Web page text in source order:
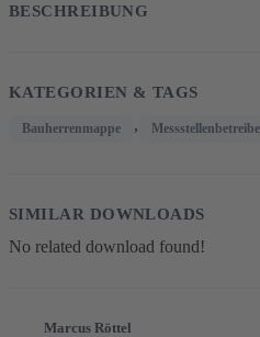
BESCHREIBUNG
KATEGORIEN & TAGS
Bauherrenmappe ,
SIMILAR DOWNLOADS
No related download found!
Marcus Röttel